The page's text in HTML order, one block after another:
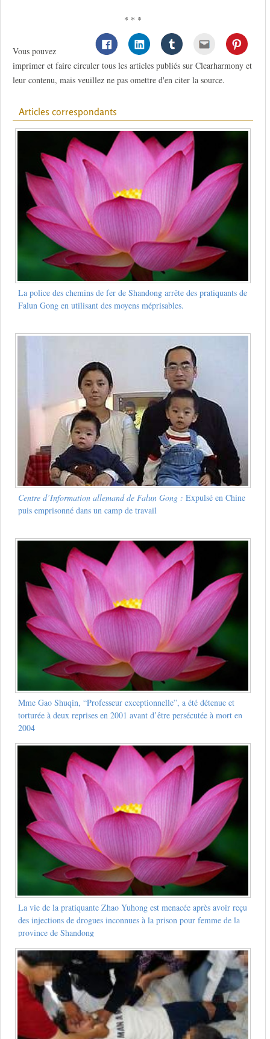
* * *
Vous pouvez
imprimer et faire circuler tous les articles publiés sur Clearharmony et
leur contenu, mais veuillez ne pas omettre d'en citer la source.
Articles correspondants
La police des chemins de fer de Shandong arrête des pratiquants de
Falun Gong en utilisant des moyens méprisables.
Centre d’Information allemand de Falun Gong : Expulsé en Chine
puis emprisonné dans un camp de travail
Mme Gao Shuqin, “Professeur exceptionnelle”, a été détenue et
torturée à deux reprises en 2001 avant d’être persécutée à mort en
2004
La vie de la pratiquante Zhao Yuhong est menacée après avoir reçu
des injections de drogues inconnues à la prison pour femme de la
province de Shandong